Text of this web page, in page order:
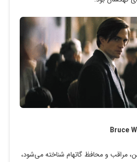
Bruce
مراقب و محافظ گاتهام شناخته می‌شود،